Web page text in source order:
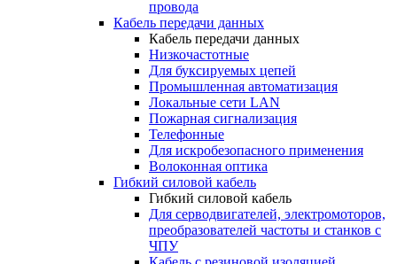
провода
Кабель передачи данных
Кабель передачи данных
Низкочастотные
Для буксируемых цепей
Промышленная автоматизация
Локальные сети LAN
Пожарная сигнализация
Телефонные
Для искробезопасного применения
Волоконная оптика
Гибкий силовой кабель
Гибкий силовой кабель
Для серводвигателей, электромоторов,
преобразователей частоты и станков с
ЧПУ